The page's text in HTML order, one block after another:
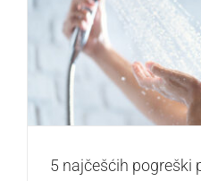
5 najčešćih
5 najčešćih pogreški